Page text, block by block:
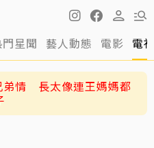
門星聞 藝人動態 電影 電
情 長太像連王媽媽都